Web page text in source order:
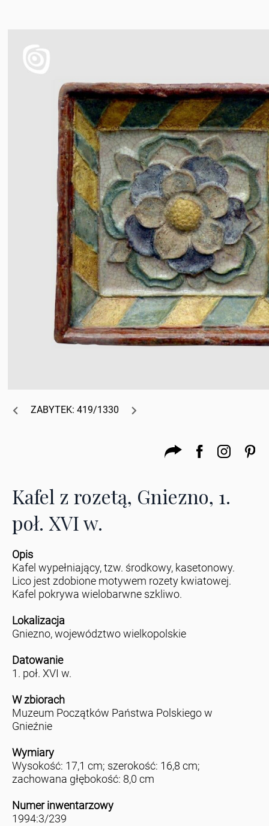
ZABYTEK: 419/1330
Kafel z rozetą, Gniezno, 1.
poł. XVI w.
Opis
Kafel wypełniający, tzw. środkowy, kasetonowy.
Lico jest zdobione motywem rozety kwiatowej.
Kafel pokrywa wielobarwne szkliwo.
Lokalizacja
Gniezno, województwo wielkopolskie
Datowanie
1. poł. XVI w.
W zbiorach
Muzeum Początków Państwa Polskiego w
Gnieźnie
Wymiary
Wysokość: 17,1 cm; szerokość: 16,8 cm;
zachowana głębokość: 8,0 cm
Numer inwentarzowy
1994:3/239